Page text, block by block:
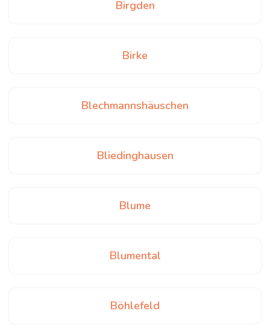
Birgden
Birke
Blechmannshäuschen
Bliedinghausen
Blume
Blumental
Böhlefeld